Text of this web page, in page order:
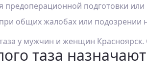
предоперационной подготовки
общих жалобах или подозрении
таза